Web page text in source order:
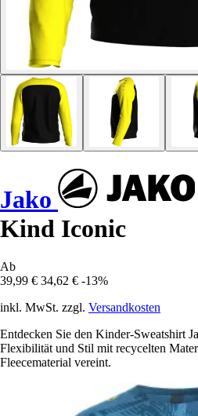
Jako
Kind Iconic
Ab
39,99 € 34,62 € -13%
inkl. MwSt. zzgl. Versandkosten
Entdecken Sie den Kinder-Sweatshirt
Flexibilität und Stil mit recycelten
Fleecematerial vereint.